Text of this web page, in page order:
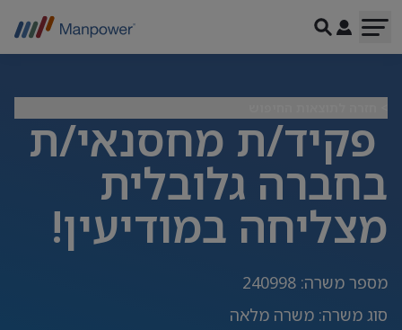
פקיד/ת מחסנאי/ת
בחברה גלובלית
מצליחה במודיעין!
מספר משרה:
240998
סוג משרה: משרה מלאה